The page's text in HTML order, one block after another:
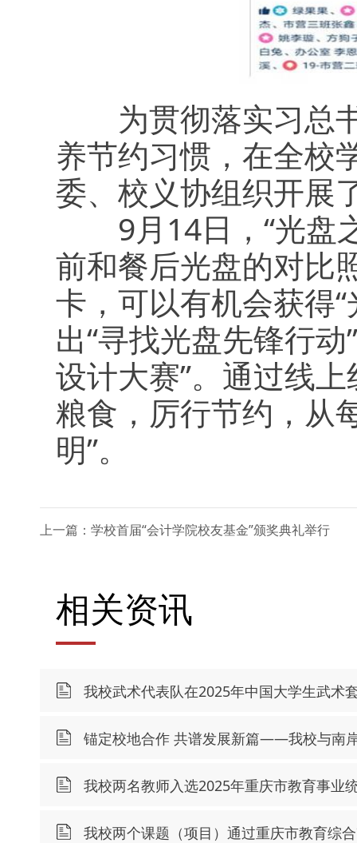
为贯彻落实习总书
养节约习惯，在全校
委、校义协组织开展
9月14日，“光盘之
前和餐后光盘的对比
卡，可以有机会获得
出“寻找光盘先锋行
设计大赛”。通过线
粮食，厉行节约，从
明”。
上一篇：学校首届“会计学院校友基金”颁奖典礼举行
相关资讯
我校武术代表队在2025年中国大学生武术
锚定校地合作 共谱发展新篇——我校与南
我校两名教师入选2025年重庆市教育事业
我校两个课题（项目）通过重庆市教育综